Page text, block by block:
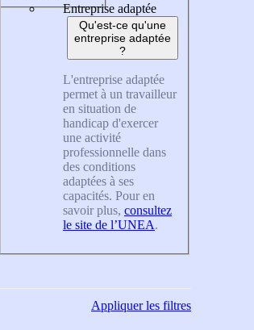
Entreprise adaptée
Qu'est-ce qu'une
entreprise adaptée
?
L'entreprise adaptée
permet à un travailleur
en situation de
handicap d'exercer
une activité
professionnelle dans
des conditions
adaptées à ses
capacités. Pour en
savoir plus, consultez
le site de l’UNEA.
Appliquerles filtres